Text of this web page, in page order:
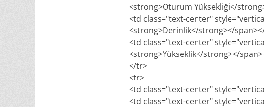
<strong>Oturum Yüksekliği</
<td class="text-center"
<strong>Derinlik</strong></
<td class="text-center"
<strong>Yükseklik</strong></
</tr>
<tr>
<td class="text-center"
<td class="text-center"